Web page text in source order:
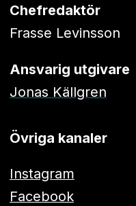
Chefredaktör
Frasse Levinsson
Ansvarig utgivare
Jonas Källgren
Övriga kanaler
Instagram
Facebook